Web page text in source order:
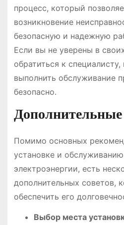
процесс, который
возникновение
безопасную и надежную
Если вы не уверены в
обратиться к
выполнить обслуживание
безопасно․
Дополнительные
Помимо основных
установке и
электроэнергии, есть
дополнительных советов,
обеспечить его
Выбор места